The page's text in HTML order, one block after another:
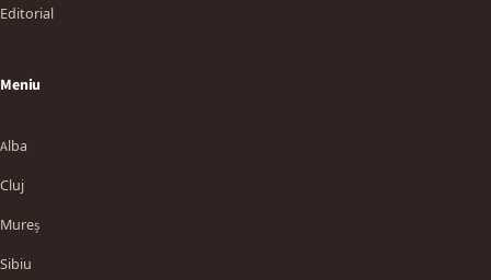
Editorial
Meniu
Alba
Cluj
Mureș
Sibiu